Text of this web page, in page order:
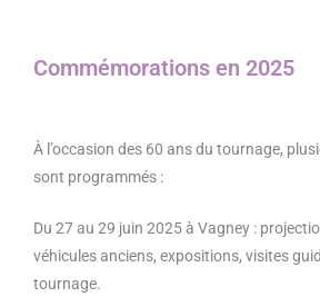
Commémorations en 2025
À l’occasion des 60 ans du tournage,
sont programmés :
Du 27 au 29 juin 2025 à Vagney :
véhicules anciens, expositions, visites
tournage.